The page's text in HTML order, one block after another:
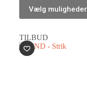
Vælg muligheder
TILBUD